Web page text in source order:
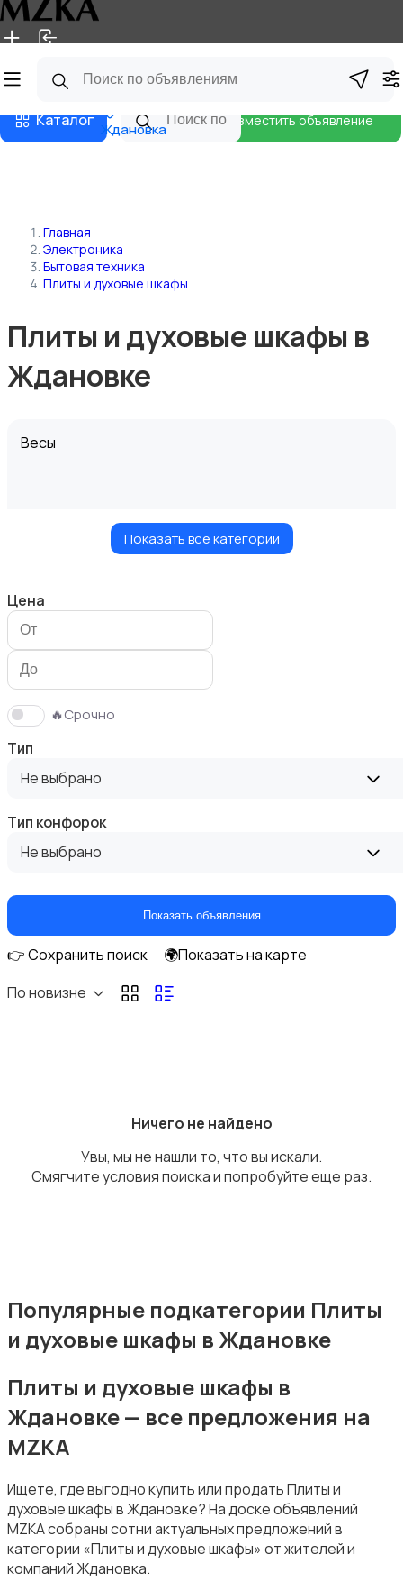
Главная Магазины
Каталог Ждановка
Разместить объявление
Главная
Электроника
Бытовая техника
Плиты и духовые шкафы
Плиты и духовые шкафы в
Ждановке
Весы
Измельчение и смешивание
Климатическая техника
Кулеры и фильтры для воды
Приготовление еды
Приготовление напитков
Показать все категории
Цена
🔥Срочно
Тип
Не выбрано
Тип конфорок
Не выбрано
Показать объявления
👉 Сохранить поиск
🌍Показать на карте
По новизне
Ничего не найдено
Увы, мы не нашли то, что вы искали.
Смягчите условия поиска и попробуйте еще раз.
Популярные подкатегории Плиты
и духовые шкафы в Ждановке
Плиты и духовые шкафы в
Ждановке — все предложения на
MZKA
Ищете, где выгодно купить или продать Плиты и
духовые шкафы в Ждановке? На доске объявлений
MZKA собраны сотни актуальных предложений в
категории «Плиты и духовые шкафы» от жителей и
компаний Ждановка.